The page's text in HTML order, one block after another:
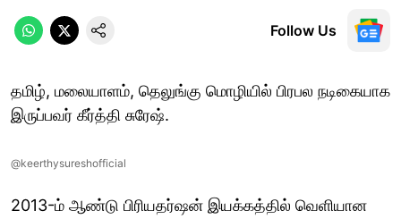
Follow Us
தமிழ், மலையாளம், தெலுங்கு மொழியில் பிரபல நடிகையாக
இருப்பவர் கீர்த்தி சுரேஷ்.
@keerthysureshofficial
2013-ம் ஆண்டு பிரியதர்ஷன் இயக்கத்தில் வெளியான